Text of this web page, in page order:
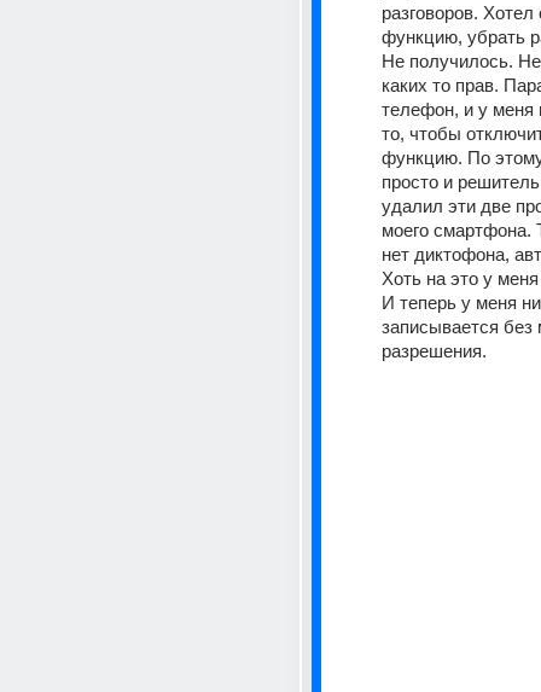
разговоров. Хотел
функцию, убрать
Не получилось.
каких то прав.
телефон, и у меня
то, чтобы
функцию. По
просто и
удалил эти две
моего смартфона.
нет диктофона,
Хоть на это у
И теперь у меня
записывается без
разрешения.